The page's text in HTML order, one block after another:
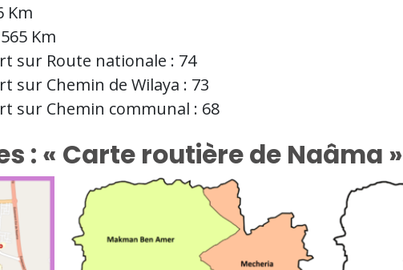
Km
Km
sur Route nationale : 74
sur Chemin de Wilaya : 73
sur Chemin communal : 68
: « Carte routière de Naâma »